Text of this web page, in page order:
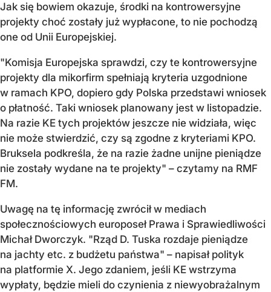
Jak się bowiem okazuje, środki na kontrowersyjne
projekty choć zostały już wypłacone, to nie pochodzą
one od Unii Europejskiej.
"Komisja Europejska sprawdzi, czy te kontrowersyjne
projekty dla mikorfirm spełniają kryteria uzgodnione
w ramach KPO, dopiero gdy Polska przedstawi wniosek
o płatność. Taki wniosek planowany jest w listopadzie.
Na razie KE tych projektów jeszcze nie widziała, więc
nie może stwierdzić, czy są zgodne z kryteriami KPO.
Bruksela podkreśla, że na razie żadne unijne pieniądze
nie zostały wydane na te projekty" – czytamy na RMF
FM.
Uwagę na tę informację zwrócił w mediach
społecznościowych europoseł Prawa i Sprawiedliwości
Michał Dworczyk. "Rząd D. Tuska rozdaje pieniądze
na jachty etc. z budżetu państwa" – napisał polityk
na platformie X. Jego zdaniem, jeśli KE wstrzyma
wypłaty, będzie mieli do czynienia z niewyobrażalnym